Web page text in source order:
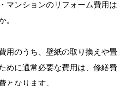
マンションのリフォーム費用は
。
用のうち、壁紙の取り換えや畳
めに通常必要な費用は、修繕費
となります。